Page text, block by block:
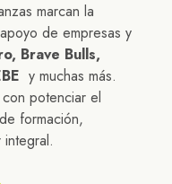
marcan la
de empresas y
Brave Bulls,
y muchas más.
potenciar el
formación,